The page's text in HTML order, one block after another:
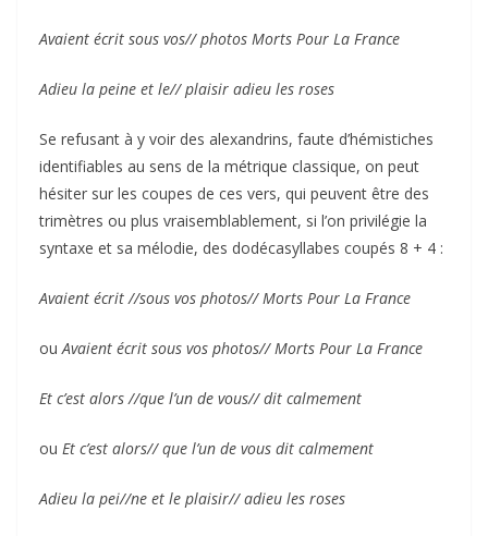
Avaient écrit sous vos// photos Morts Pour La France
Adieu la peine et le// plaisir adieu les roses
Se refusant à y voir des alexandrins, faute d’hémistiches
identifiables au sens de la métrique classique, on peut
hésiter sur les coupes de ces vers, qui peuvent être des
trimètres ou plus vraisemblablement, si l’on privilégie la
syntaxe et sa mélodie, des dodécasyllabes coupés 8 + 4 :
Avaient écrit //sous vos photos// Morts Pour La France
ouAvaient écrit sous vos photos// Morts Pour La France
Et c’est alors //que l’un de vous// dit calmement
ou Et c’est alors// que l’un de vous dit calmement
Adieu la pei//ne et le plaisir// adieu les roses